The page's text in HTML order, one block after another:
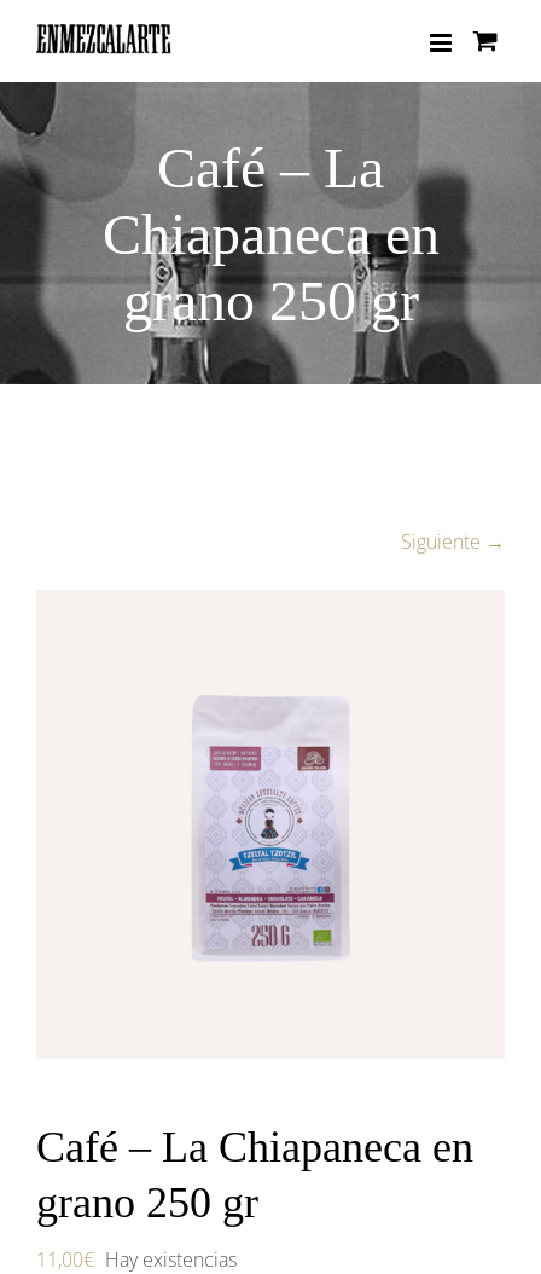
contenido
Café – La
Chiapaneca en
grano 250 gr
Siguiente →
Café – La Chiapaneca en
grano 250 gr
11,00€ Hay existencias